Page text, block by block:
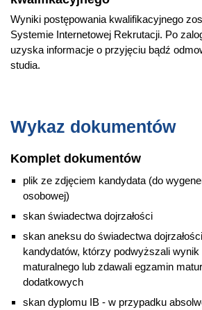
Wyniki postępowania kwalifikacyjnego
Systemie Internetowej Rekrutacji. Po
uzyska informacje o przyjęciu bądź
studia.
Wykaz dokumentów
Komplet dokumentów
plik ze zdjęciem kandydata (do
osobowej)
skan świadectwa dojrzałości
skan aneksu do świadectwa
kandydatów, którzy podwyższali wynik
maturalnego lub zdawali egzamin
dodatkowych
skan dyplomu IB - w przypadku